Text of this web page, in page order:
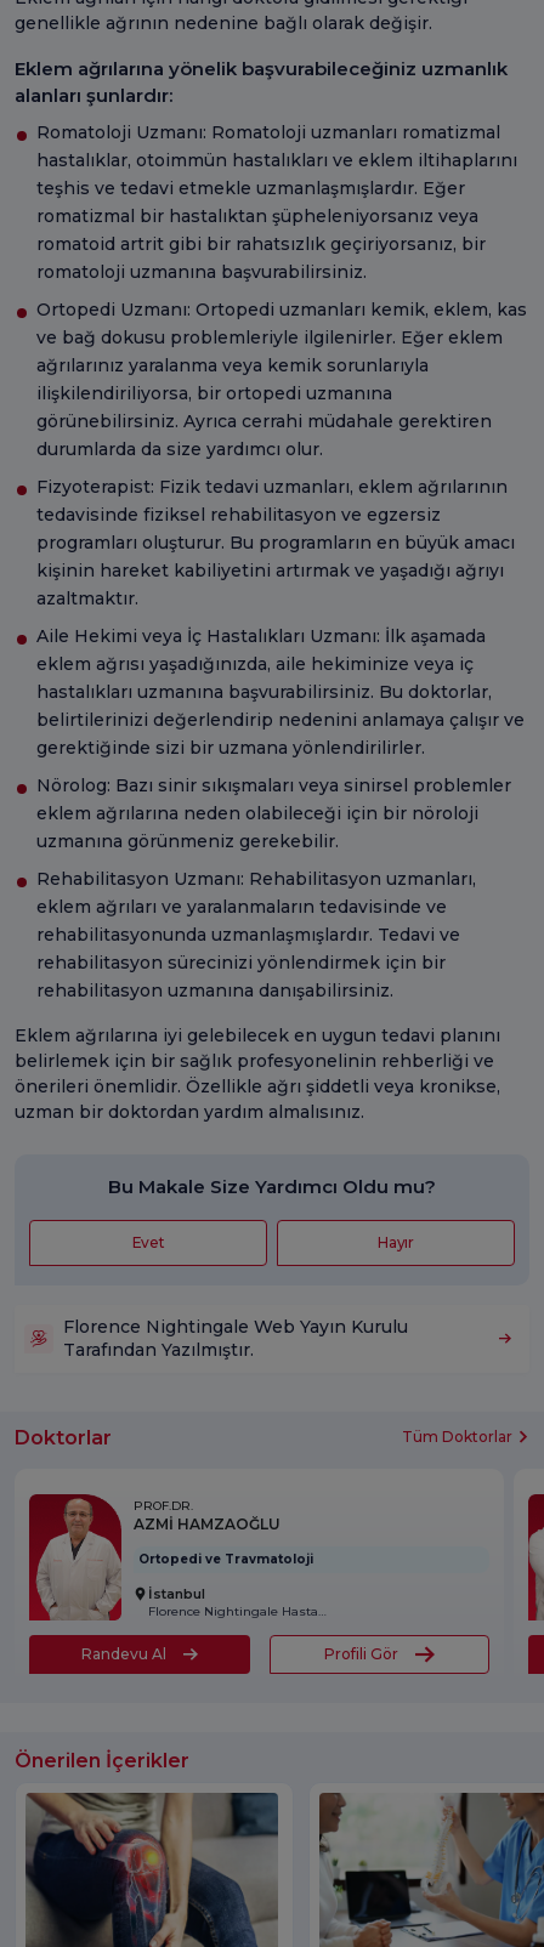
genellikle ağrının nedenine bağlı olarak değişir.
Eklem ağrılarına yönelik başvurabileceğiniz uzmanlık
alanları şunlardır:
Romatoloji Uzmanı: Romatoloji uzmanları romatizmal
hastalıklar, otoimmün hastalıkları ve eklem iltihaplarını
teşhis ve tedavi etmekle uzmanlaşmışlardır. Eğer
romatizmal bir hastalıktan şüpheleniyorsanız veya
romatoid artrit gibi bir rahatsızlık geçiriyorsanız, bir
romatoloji uzmanına başvurabilirsiniz.
Ortopedi Uzmanı: Ortopedi uzmanları kemik, eklem, kas
ve bağ dokusu problemleriyle ilgilenirler. Eğer eklem
ağrılarınız yaralanma veya kemik sorunlarıyla
ilişkilendiriliyorsa, bir ortopedi uzmanına
görünebilirsiniz. Ayrıca cerrahi müdahale gerektiren
durumlarda da size yardımcı olur.
Fizyoterapist: Fizik tedavi uzmanları, eklem ağrılarının
tedavisinde fiziksel rehabilitasyon ve egzersiz
programları oluşturur. Bu programların en büyük amacı
kişinin hareket kabiliyetini artırmak ve yaşadığı ağrıyı
azaltmaktır.
Aile Hekimi veya İç Hastalıkları Uzmanı: İlk aşamada
eklem ağrısı yaşadığınızda, aile hekiminize veya iç
hastalıkları uzmanına başvurabilirsiniz. Bu doktorlar,
belirtilerinizi değerlendirip nedenini anlamaya çalışır ve
gerektiğinde sizi bir uzmana yönlendirilirler.
Nörolog: Bazı sinir sıkışmaları veya sinirsel problemler
eklem ağrılarına neden olabileceği için bir nöroloji
uzmanına görünmeniz gerekebilir.
Rehabilitasyon Uzmanı: Rehabilitasyon uzmanları,
eklem ağrıları ve yaralanmaların tedavisinde ve
rehabilitasyonunda uzmanlaşmışlardır. Tedavi ve
rehabilitasyon sürecinizi yönlendirmek için bir
rehabilitasyon uzmanına danışabilirsiniz.
Eklem ağrılarına iyi gelebilecek en uygun tedavi planını
belirlemek için bir sağlık profesyonelinin rehberliği ve
önerileri önemlidir. Özellikle ağrı şiddetli veya kronikse,
uzman bir doktordan yardım almalısınız.
Bu Makale Size Yardımcı Oldu mu?
Evet Hayır
Florence Nightingale Web Yayın Kurulu
Tarafından Yazılmıştır.
Doktorlar Tüm Doktorlar
PROF.DR.
AZMİ HAMZAOĞLU
Ortopedi ve Travmatoloji
İstanbul
Florence Nightingale Hastanesi
Randevu Al Profili Gör
Önerilen İçerikler